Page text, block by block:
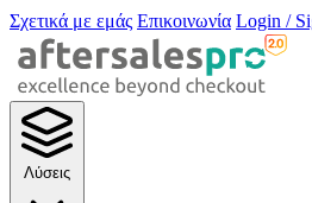
Σχετικά με εμάς Επικοινωνία Login /
Λύσεις